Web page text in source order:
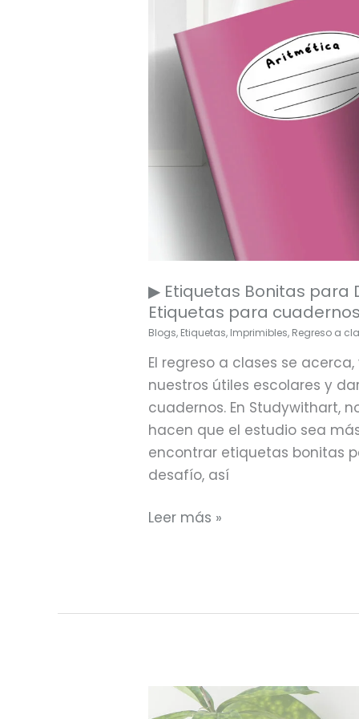
▶ Etiquetas Bonitas para
Etiquetas para
Blogs, Etiquetas, Imprimibles, Regreso a
El regreso a clases se
nuestros útiles escolares y
cuadernos. En Studywithart,
hacen que el estudio sea
encontrar etiquetas bonitas
desafío, así
cuadernos
ovaladas
Leer más »